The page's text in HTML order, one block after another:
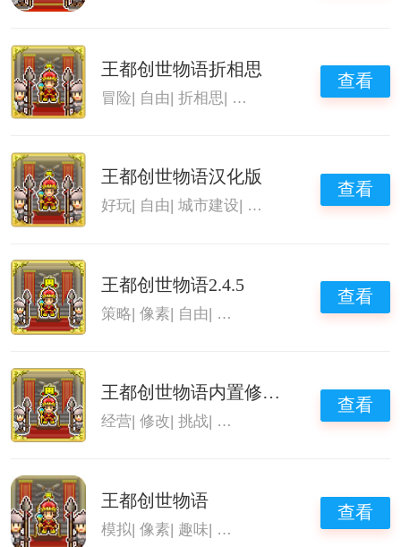
王都创世物语折相思
冒险| 自由|折相思| 王都创世物语
查看
王都创世物语汉化版
好玩 自由 |城市建设 王都创世物语
查看
王都创世物语2.4.5
策略|像素| 自由| 王都创世物语
查看
王都创世物语内置修改器
经营 |修改 |挑战 王都创世物语
查看
王都创世物语
模拟|像素| 趣味| 王都创世物语
查看